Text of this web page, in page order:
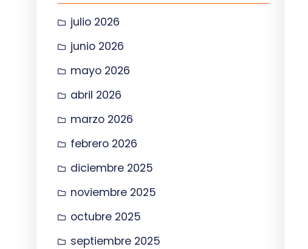
julio 2026
junio 2026
mayo 2026
abril 2026
marzo 2026
febrero 2026
diciembre 2025
noviembre 2025
octubre 2025
septiembre 2025